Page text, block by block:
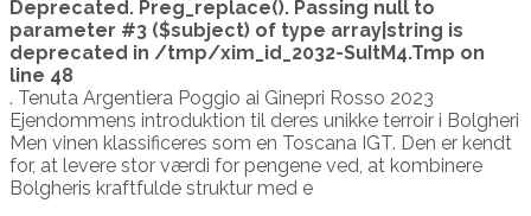
Deprecated. Preg_replace(). Passing null to
parameter #3 ($subject) of type array|string is
deprecated in /tmp/xim_id_2032-SuItM4.Tmp on
line 48
. Tenuta Argentiera Poggio ai Ginepri Rosso 2023
Ejendommens introduktion til deres unikke terroir i Bolgheri
Men vinen klassificeres som en Toscana IGT. Den er kendt
for, at levere stor værdi for pengene ved, at kombinere
Bolgheris kraftfulde struktur med e